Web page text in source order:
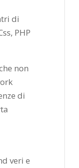
di
PHP
non
di
veri e